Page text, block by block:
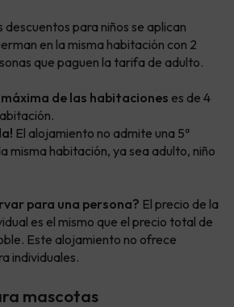
descuentos para niños se aplican
en la misma habitación con 2
que paguen la tarifa de adulto.
de las habitaciones es de 4
El alojamiento no admite una 5ª
misma habitación, ya sea adulto, niño
para una persona? El precio de la
es el mismo que el precio total de
Este alojamiento no ofrece
individuales.
mascotas